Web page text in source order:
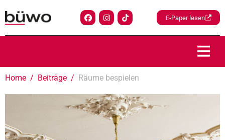
E-Paper lesen
Home Beiträge Räume bespielen